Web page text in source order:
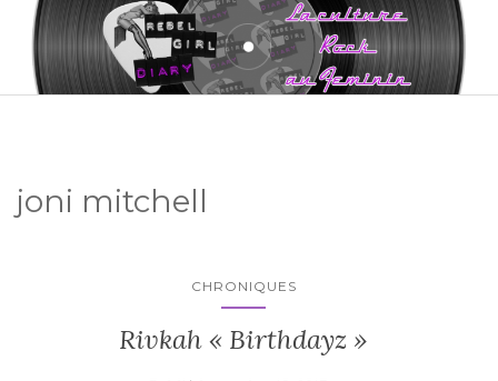
joni mitchell
CHRONIQUES
Rivkah « Birthdayz »